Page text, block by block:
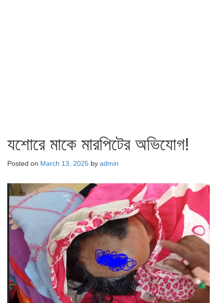
যশোরে মাকে মারপিটের অভিযোগ!
Posted on March 13, 2025 by admin